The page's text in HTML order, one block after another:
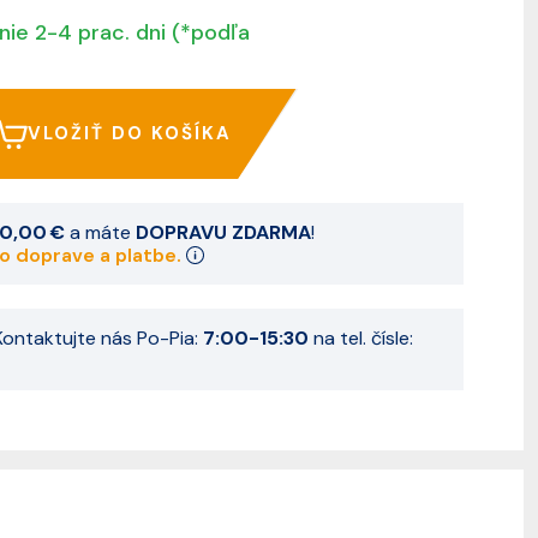
2-4 prac. dni (*podľa
VLOŽIŤ DO KOŠÍKA
€a máte DOPRAVU ZDARMA!
doprave a platbe.
nás Po-Pia: 7:00-15:30 na tel. čísle: